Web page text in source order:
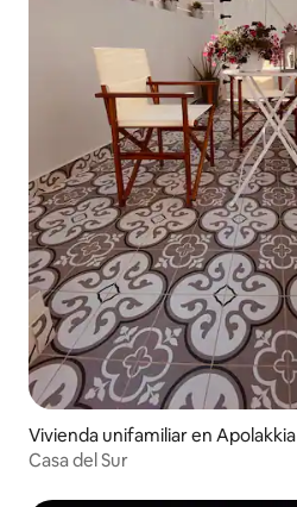
Vivienda unifamiliar en Apolakkia
Casa del Sur